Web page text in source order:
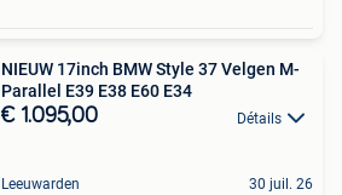
NIEUW 17inch BMW Style 37 Velgen M-
Parallel E39 E38 E60 E34
€ 1.095,00 Détails
Leeuwarden 30 juil. 26